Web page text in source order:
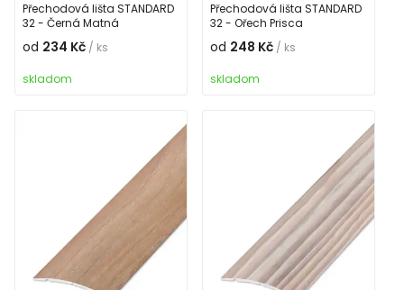
Přechodová lišta STANDARD
32 - Černá Matná
od 234 Kč / ks
skladom
Přechodová lišta STANDARD
32 - Ořech Prisca
od 248 Kč / ks
skladom